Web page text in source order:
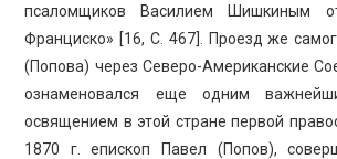
псаломщиков Василием Шишкиным
Франциско» [16, C. 467]. Проезд же
(Попова) через Северо-Американские
ознаменовался еще одним
освящением в этой стране первой
1870 г. епископ Павел (Попов),